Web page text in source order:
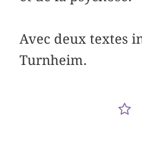
Avec deux textes
Turnheim.